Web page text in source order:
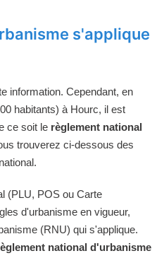
s'applique
information. Cependant, en
habitants) à Hourc, il est
ce soit le règlement national
trouverez ci-dessous des
(PLU, POS ou Carte
d'urbanisme en vigueur,
(RNU) qui s'applique.
national d'urbanisme